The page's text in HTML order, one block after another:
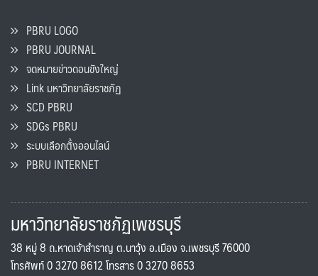
PBRU LOGO
PBRU JOURNAL
จดหมายข่าวดอนขังใหญ่
Link มหาวิทยาลัยราชภัฏ
SCD PBRU
SDGs PBRU
ระบบเลือกตั้งออนไลน์
PBRU INTERNET
มหาวิทยาลัยราชภัฏเพชรบุรี
38 หมู่ 8 ถ.หาดเจ้าสำราญ ต.นาวุ้ง อ.เมือง จ.เพชรบุรี 76000
โทรศัพท์ 0 3270 8612 โทรสาร 0 3270 8653